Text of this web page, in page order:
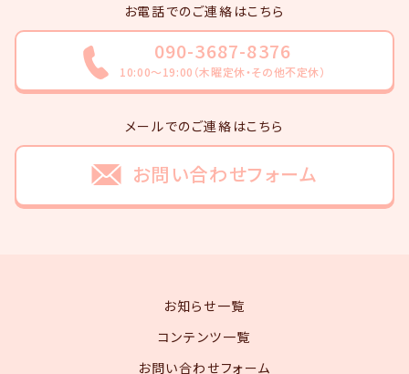
お電話でのご連絡はこちら
090-3687-8376
10:00～19:00（木曜定休・その他不定休）
メールでのご連絡はこちら
お問い合わせフォーム
お知らせ一覧
コンテンツ一覧
お問い合わせフォーム